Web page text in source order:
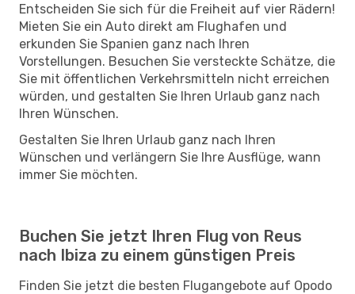
Entscheiden Sie sich für die Freiheit auf vier Rädern!
Mieten Sie ein Auto direkt am Flughafen und
erkunden Sie Spanien ganz nach Ihren
Vorstellungen. Besuchen Sie versteckte Schätze, die
Sie mit öffentlichen Verkehrsmitteln nicht erreichen
würden, und gestalten Sie Ihren Urlaub ganz nach
Ihren Wünschen.
Gestalten Sie Ihren Urlaub ganz nach Ihren
Wünschen und verlängern Sie Ihre Ausflüge, wann
immer Sie möchten.
Buchen Sie jetzt Ihren Flug von Reus
nach Ibiza zu einem günstigen Preis
Finden Sie jetzt die besten Flugangebote auf Opodo